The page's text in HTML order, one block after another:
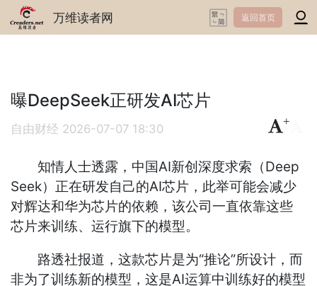
万维读者网 返回首页
曝DeepSeek正研发AI芯片
自由财经 2026-07-07 18:30
+
知情人士透露，中国AI新创深度求索（Deep
Seek）正在研发自己的AI芯片，此举可能会减少
对辉达和华为芯片的依赖，该公司一直依靠这些
芯片来训练、运行旗下的模型。
路透社报道，这款芯片是为“推论”所设计，而
非为了训练新的模型，这是AI运算中训练好的模型